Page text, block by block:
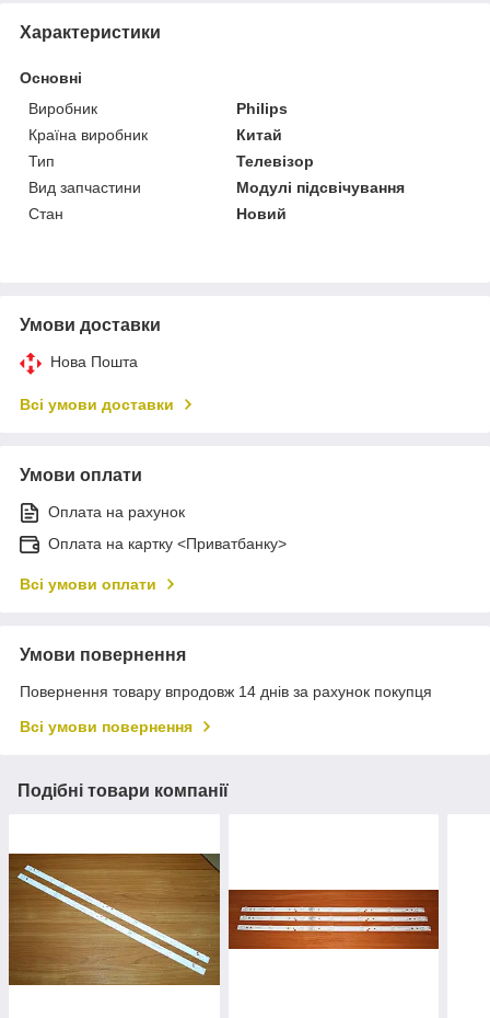
Характеристики
Основні
Виробник
Philips
Країна виробник
Китай
Тип
Телевізор
Вид запчастини
Модулі підсвічування
Стан
Новий
Умови доставки
Нова Пошта
Всі умови доставки
Умови оплати
Оплата на рахунок
Оплата на картку <Приватбанку>
Всі умови оплати
Умови повернення
Повернення товару впродовж 14 днів за рахунок покупця
Всі умови повернення
Подібні товари компанії